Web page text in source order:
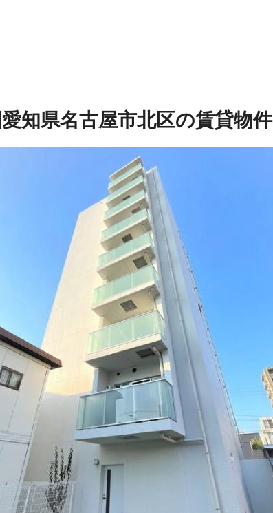
愛知県名古屋市北区の賃貸物件